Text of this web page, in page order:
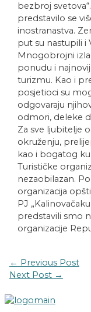
bezbroj
predstavilo se
inostranastva.
put su nastupili i
Mnogobrojni
ponudu i
turizmu. Kao i
posjetioci su
odgovaraju
odmori, deleke
Za sve ljubitelje
okruženju,
kao i bogatog
Turističke
nezaobilazan.
organizacija
PJ
predstavili smo
organizacije
← Previous Post
Next Post →